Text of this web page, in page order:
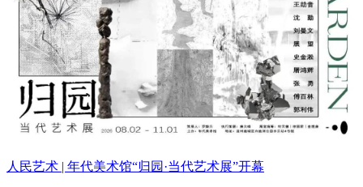
人民艺术 | 年代美术馆“归园·当代艺术展”开幕